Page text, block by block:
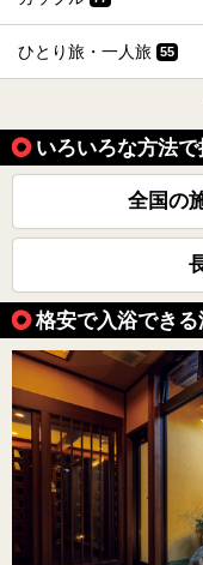
ひとり旅・一人旅 55
いろいろな方法
全国の
格安で入浴でき